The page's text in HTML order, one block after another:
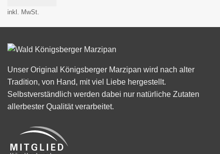
inkl. MwSt.
Unser Original Königsberger Marzipan wird nach alter
Tradition, von Hand, mit viel Liebe hergestellt.
Selbstverständlich werden dabei nur natürliche Zutaten
allerbester Qualität verarbeitet.